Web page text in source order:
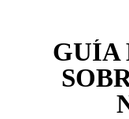
GUÍA